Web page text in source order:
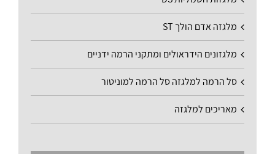
מלגזה אדם הולך ST
מלגזונים הידראולים ומתקני הרמה ידניים
סל הרמה למלגזה סל הרמה למוניטור
מאריכים למלגזה